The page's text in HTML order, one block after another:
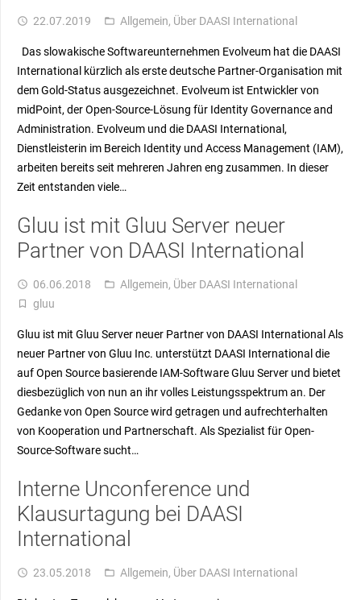
access_time 22.07.2019 folder_open Allgemein, Über DAASI International
Das slowakische Softwareunternehmen Evolveum hat die DAASI
International kürzlich als erste deutsche Partner-Organisation mit
dem Gold-Status ausgezeichnet. Evolveum ist Entwickler von
midPoint, der Open-Source-Lösung für Identity Governance and
Administration. Evolveum und die DAASI International,
Dienstleisterin im Bereich Identity und Access Management (IAM),
arbeiten bereits seit mehreren Jahren eng zusammen. In dieser
Zeit entstanden viele…
Gluu ist mit Gluu Server neuer
Partner von DAASI International
access_time 06.06.2018 folder_open Allgemein, Über DAASI International
turned_in_not gluu
Gluu ist mit Gluu Server neuer Partner von DAASI International Als
neuer Partner von Gluu Inc. unterstützt DAASI International die
auf Open Source basierende IAM-Software Gluu Server und bietet
diesbezüglich von nun an ihr volles Leistungsspektrum an. Der
Gedanke von Open Source wird getragen und aufrechterhalten
von Kooperation und Partnerschaft. Als Spezialist für Open-
Source-Software sucht…
Interne Unconference und
Klausurtagung bei DAASI
International
access_time 23.05.2018 folder_open Allgemein, Über DAASI International